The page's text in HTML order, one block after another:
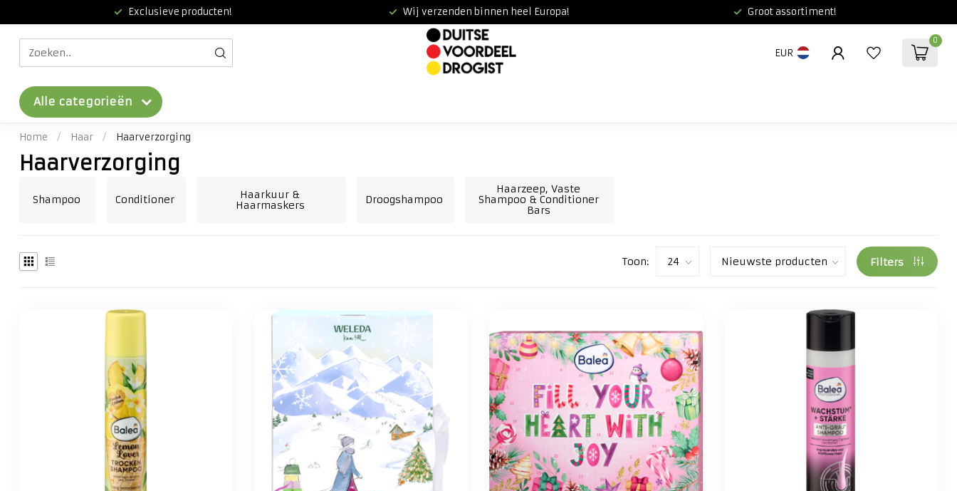
Exclusieve producten! Wij verzenden binnen heel Europa! Groot assortiment!
EUR
0
Alle categorieën
Home / Haar / Haarverzorging
Haarverzorging
Shampoo Conditioner
Haarkuur &
Haarmaskers
Droogshampoo
Haarzeep, Vaste
Shampoo & Conditioner
Bars
Toon: Filters